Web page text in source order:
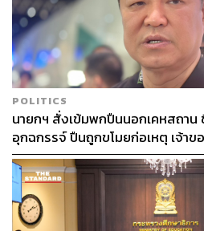
POLITICS
นายกฯ สั่งเข้มพกปืนนอกเคหสถาน
อุกฉกรรจ์ ปืนถูกขโมยก่อเหตุ เจ้า